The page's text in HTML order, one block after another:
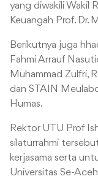
yang diwakili Wakil
Keuangah Prof. Dr.
Berikutnya juga
Fahmi Arrauf
Muhammad Zulfri,
dan STAIN
Humas.
Rektor UTU Prof
silaturrahmi
kerjasama serta
Universitas Se-